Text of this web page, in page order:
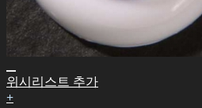
위시리스트 추가
+